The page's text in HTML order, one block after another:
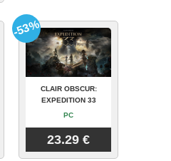
CLAIR OBSCUR:
EXPEDITION 33
PC
23.29 €
-53%